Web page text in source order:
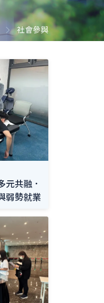
社會參與
元共融．
弱勢就業